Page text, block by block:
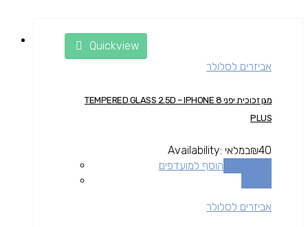
Quickview
אביזרים לסלולר
מגן זכוכית יפני TEMPERED GLASS 2.5D – IPHONE 8
PLUS
₪40
Availability: במלאי
הוסף למועדפים
אביזרים לסלולר